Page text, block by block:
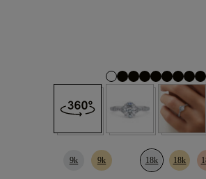
9k 9k 18k 18k